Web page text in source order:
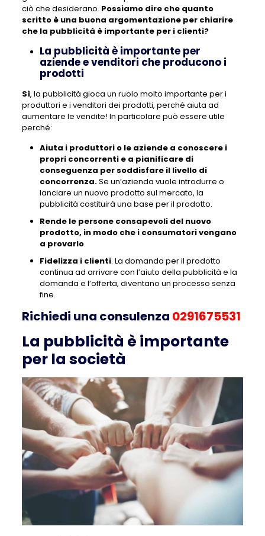
ciò che desiderano. Possiamo dire che quanto
scritto è una buona argomentazione per chiarire
che la pubblicità è importante per i clienti?
La pubblicità è importante per
aziende e venditori che producono i
prodotti
Sì, la pubblicità gioca un ruolo molto importante per i
produttori e i venditori dei prodotti, perché aiuta ad
aumentare le vendite! In particolare può essere utile
perché:
Aiuta i produttori o le aziende a conoscere i
propri concorrenti e a pianificare di
conseguenza per soddisfare il livello di
concorrenza.Se un’azienda vuole introdurre o
lanciare un nuovo prodotto sul mercato, la
pubblicità costituirà una base per il prodotto.
Rende le persone consapevoli del nuovo
prodotto, in modo che i consumatori vengano
a provarlo.
Fidelizza i clienti. La domanda per il prodotto
continua ad arrivare con l’aiuto della pubblicità e la
domanda e l’offerta, diventano un processo senza
fine.
Richiedi una consulenza 0291675531
La pubblicità è importante
per la società